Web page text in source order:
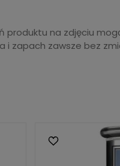
na zdjęciu
zapach zawsze bez